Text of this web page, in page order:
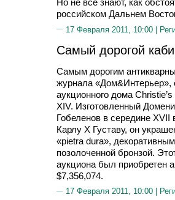
Но не все знают, как
российском Дальнем
17 Февраля 2011, 10:00 |
Самый дорогой
Самым дорогим
журнала «Дом&Интерьер»,
аукционного дома
XIV. Изготовленный
Гобеленов в середине
Карлу X Густаву, он
«pietra dura»,
позолоченной бронзой.
аукциона был приобретен
$7,356,074.
17 Февраля 2011, 10:00 |